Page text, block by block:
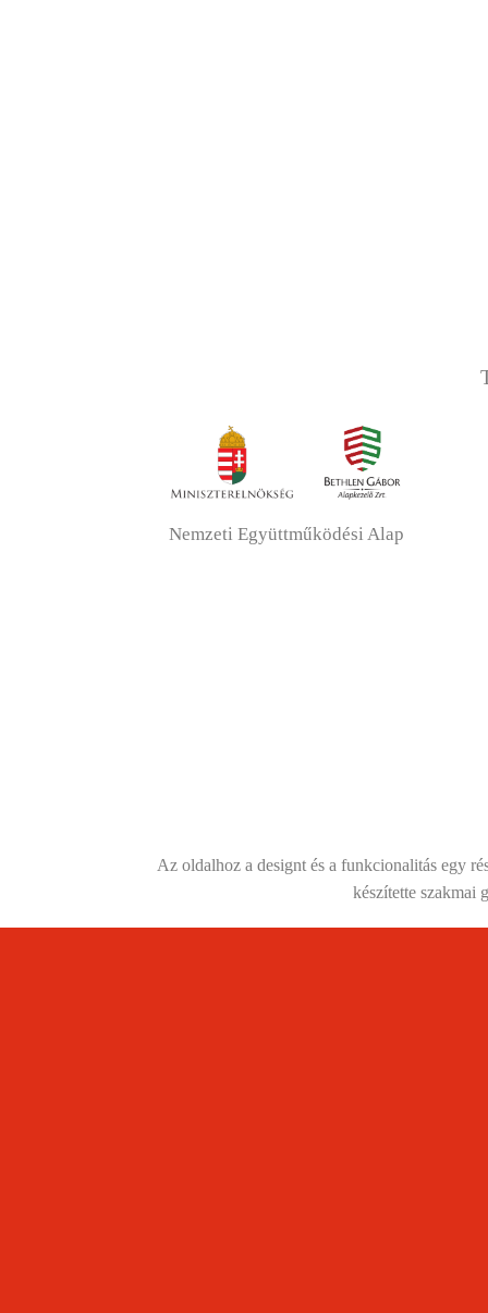
Nemzeti Együttműködési Alap
Az oldalhoz a designt és a funkcionalitás egy
készítette szakmai